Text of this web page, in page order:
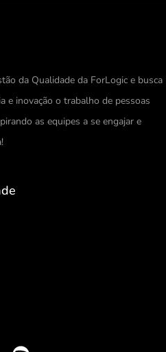
da Qualidade da ForLogic e busca
e inovação o trabalho de pessoas
as equipes a se engajar e